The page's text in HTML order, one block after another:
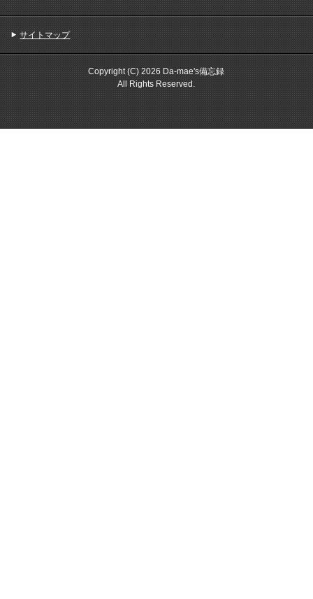
サイトマップ
Copyright (C) 2026 Da-mae's備忘録
All Rights Reserved.